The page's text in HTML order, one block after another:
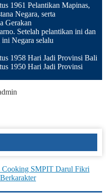
1961 Pelantikan Mapinas,
Negara, serta
Gerakan
Setelah pelantikan ini dan
ini Negara selalu
1958 Hari Jadi Provinsi Bali
1950 Hari Jadi Provinsi